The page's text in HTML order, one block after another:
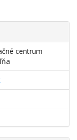
centrum